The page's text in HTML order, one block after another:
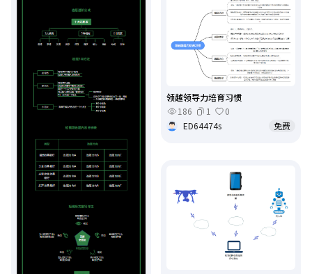
领越领导力培育习惯
186
1
0
ED64474s
免费